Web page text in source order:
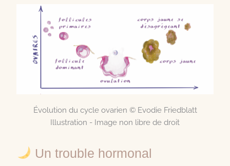
Évolution du cycle ovarien © Evodie Friedblatt
Illustration - Image non libre de droit
Un trouble hormonal